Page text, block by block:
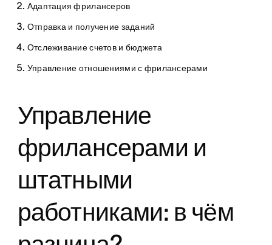
Адаптация фрилансеров
Отправка и получение заданий
Отслеживание счетов и бюджета
Управление отношениями с фрилансерами
Управление
фрилансерами и
штатными
работниками: в чём